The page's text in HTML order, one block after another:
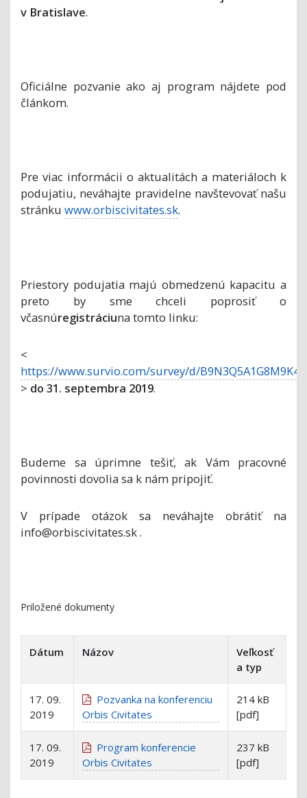
v Bratislave.
Oficiálne pozvanie ako aj program nájdete pod
článkom.
Pre viac informácii o aktualitách a materiáloch k
podujatiu, neváhajte pravidelne navštevovať našu
stránku www.orbiscivitates.sk.
Priestory podujatia majú obmedzenú kapacitu a
preto by sme chceli poprosiť o
včasnúregistráciuna tomto linku:
<
https://www.survio.com/survey/d/
> do 31. septembra 2019.
Budeme sa úprimne tešiť, ak Vám pracovné
povinnosti dovolia sa k nám pripojiť.
V prípade otázok sa neváhajte obrátiť na
info@orbiscivitates.sk .
Priložené dokumenty
Dátum Názov
Veľkosť
a typ
17. 09.
2019
Pozvanka na konferenciu
Orbis Civitates
214 kB
[pdf]
17. 09.
2019
Program konferencie
Orbis Civitates
237 kB
[pdf]